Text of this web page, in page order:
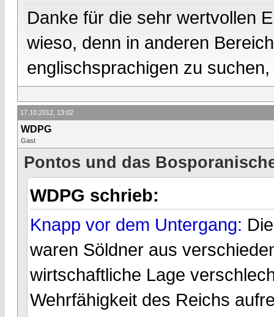
Danke für die sehr wertvollen
wieso, denn in anderen
englischsprachigen zu
17.10.2012, 13:02
WDPG
Gast
Pontos und das
WDPG schrieb:
Knapp vor dem Untergang:
waren Söldner aus
wirtschaftliche Lage
Wehrfähigkeit des Reichs